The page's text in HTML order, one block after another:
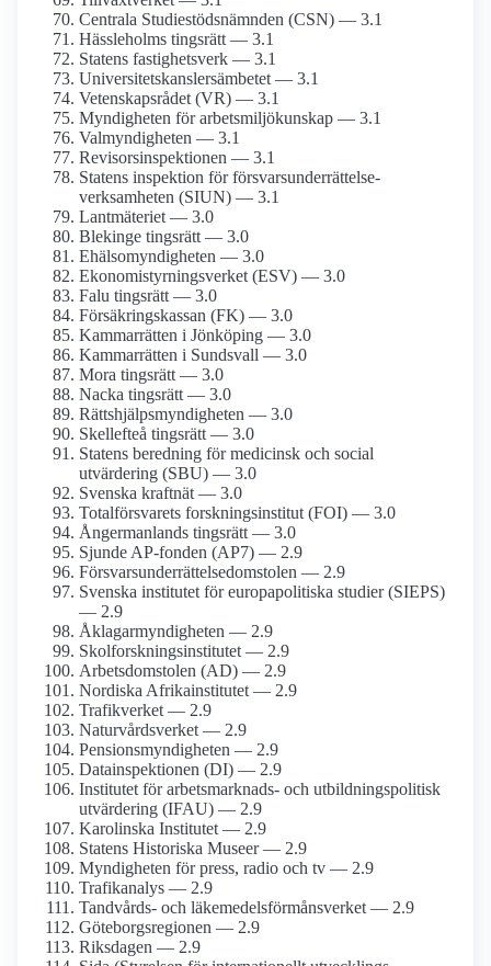
Centrala Studiestöds­nämnden (CSN) — 3.1
Hässleholms tingsrätt — 3.1
Statens fastighetsverk — 3.1
Universitetskanslers­ämbetet — 3.1
Vetenskaps­rådet (VR) — 3.1
Myndigheten för arbetsmiljö­kunskap — 3.1
Val­myndigheten — 3.1
Revisors­inspektionen — 3.1
Statens inspektion för försvars­underrättelse­
verksamheten (SIUN) — 3.1
Lantmäteriet — 3.0
Blekinge tingsrätt — 3.0
Ehälso­myndigheten — 3.0
Ekonomistyrnings­verket (ESV) — 3.0
Falu tingsrätt — 3.0
Försäkringskassan (FK) — 3.0
Kammarrätten i Jönköping — 3.0
Kammarrätten i Sundsvall — 3.0
Mora tingsrätt — 3.0
Nacka tingsrätt — 3.0
Rättshjälp­smyndigheten — 3.0
Skellefteå tingsrätt — 3.0
Statens beredning för medicinsk och social
utvärdering (SBU) — 3.0
Svenska kraftnät — 3.0
Total­försvarets forsknings­institut (FOI) — 3.0
Ångerman­lands tingsrätt — 3.0
Sjunde AP-fonden (AP7) — 2.9
Försvars­underrättelse­domstolen — 2.9
Svenska institutet för europa­politiska studier (SIEPS)
— 2.9
Åklagar­myndigheten — 2.9
Skolforsknings­institutet — 2.9
Arbets­domstolen (AD) — 2.9
Nordiska Afrika­institutet — 2.9
Trafikverket — 2.9
Naturvårds­verket — 2.9
Pensions­myndigheten — 2.9
Datainspektionen (DI) — 2.9
Institutet för arbetsmarknads- och utbildnings­politisk
utvärdering (IFAU) — 2.9
Karolinska Institutet — 2.9
Statens Historiska Museer — 2.9
Myndigheten för press, radio och tv — 2.9
Trafikanalys — 2.9
Tandvårds- och läkemedels­förmåns­verket — 2.9
Göteborgs­regionen — 2.9
Riksdagen — 2.9